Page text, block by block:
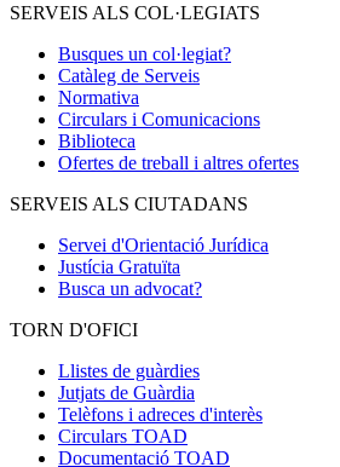
SERVEIS ALS COL·LEGIATS
Busques un col·legiat?
Catàleg de Serveis
Normativa
Circulars i Comunicacions
Biblioteca
Ofertes de treball i altres ofertes
SERVEIS ALS CIUTADANS
Servei d'Orientació Jurídica
Justícia Gratuïta
Busca un advocat?
TORN D'OFICI
Llistes de guàrdies
Jutjats de Guàrdia
Telèfons i adreces d'interès
Circulars TOAD
Documentació TOAD